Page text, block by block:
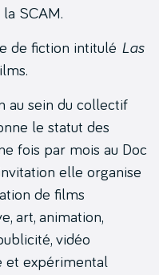
SCAM.
de fiction intitulé Las
au sein du collectif
le statut des
fois par mois au Doc
elle organise
de films
art, animation,
vidéo
et expérimental